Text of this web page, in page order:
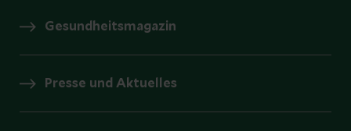
Gesundheitsmagazin
Presse und Aktuelles